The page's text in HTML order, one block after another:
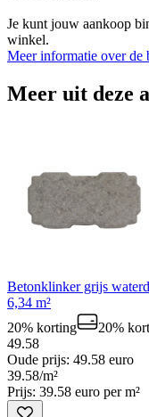
Je kunt jouw aankoop
winkel.
Meer informatie over de
Meer uit deze
Betonklinker grijs
6,34 m²
20% korting
20%
49.58
Oude prijs: 49.58 euro
39.58/m²
Prijs: 39.58 euro per m²